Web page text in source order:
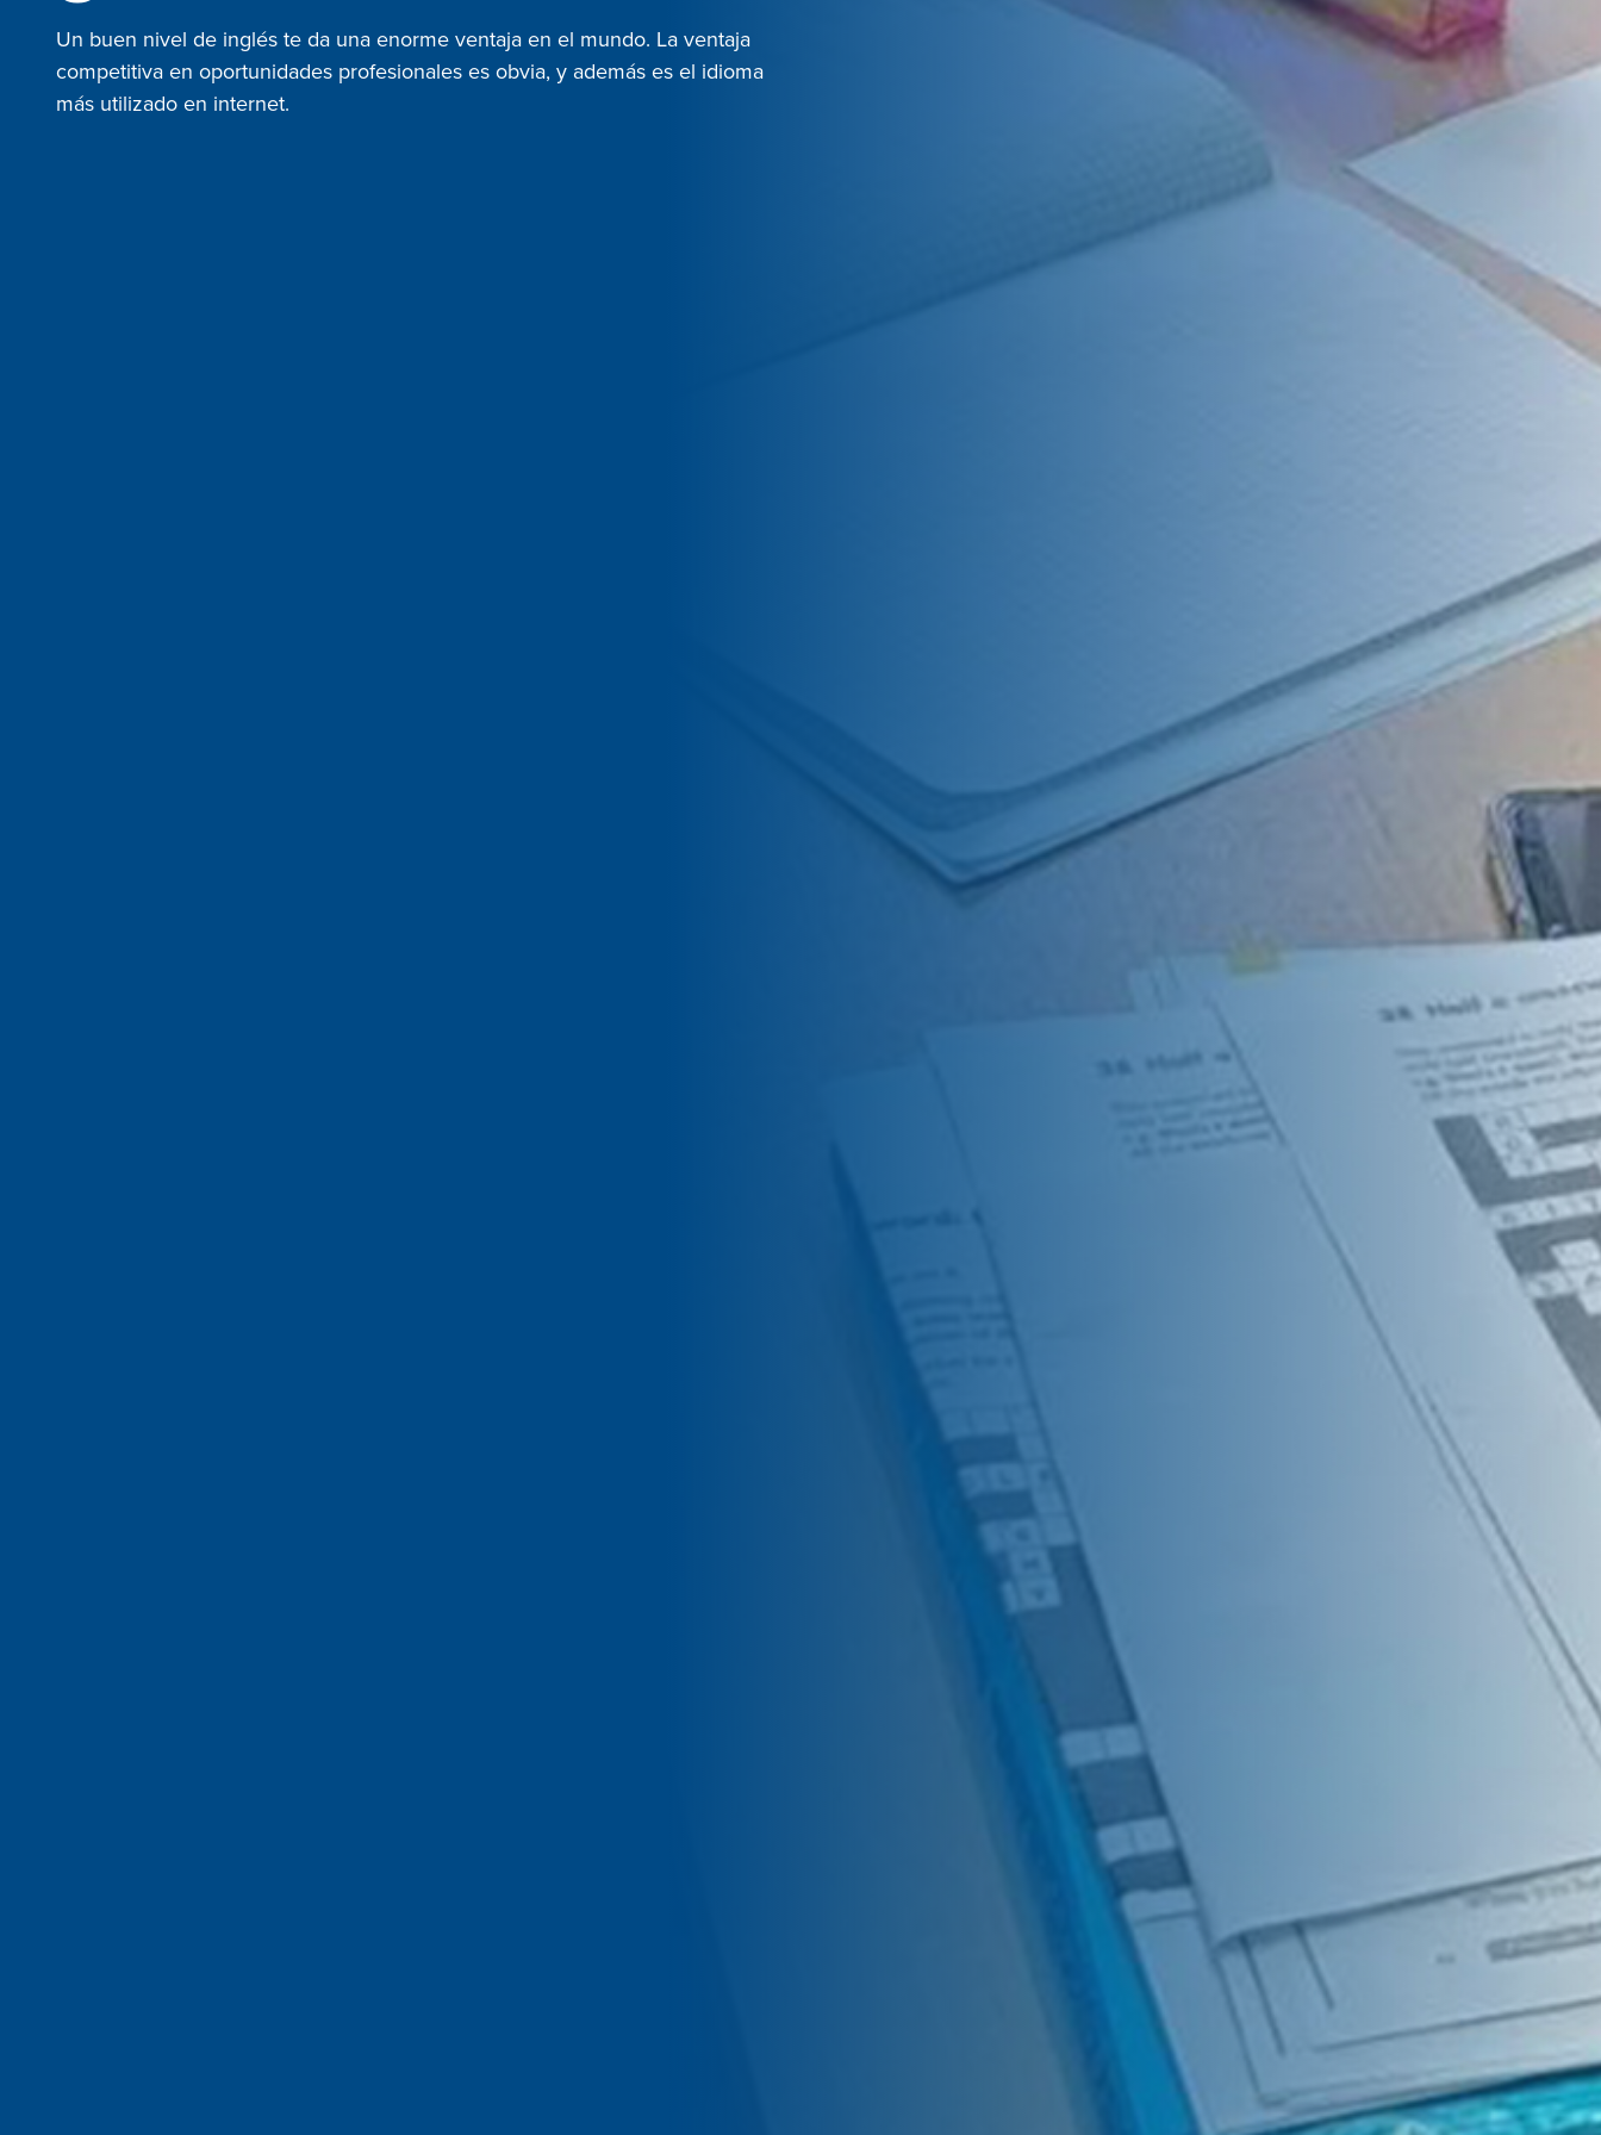
Un buen nivel de inglés te da una enorme ventaja en el mundo. La ventaja
competitiva en oportunidades profesionales es obvia, y además es el idioma
más utilizado en internet.